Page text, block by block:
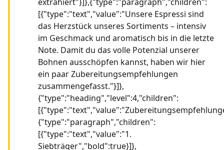
[{"type":"text","value":"Unsere Espressi sind
das Herzstück unseres Sortiments – intensiv
im Geschmack und aromatisch bis in die letzte
Note. Damit du das volle Potenzial unserer
Bohnen ausschöpfen kannst, haben wir hier
ein paar Zubereitungsempfehlungen
zusammengefasst."}]},
{"type":"heading","level":4,"children":
{"type":"paragraph","children":
[{"type":"text","value":"1.
Siebträger","bold":true}]},